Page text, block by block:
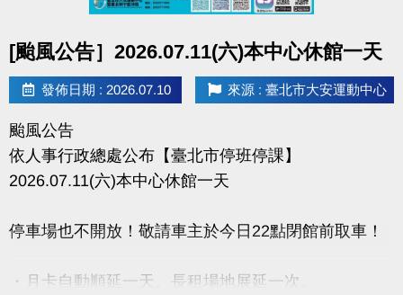
[颱風公告］2026.07.11(六)本中心休館一天
發佈日期 : 2026.07.10 來源 : 臺北市大安運動中心
颱風公告
依人事行政總處公布【臺北市停班停課】
2026.07.11(六)本中心休館一天
停車場也不開放！敬請車主於今日22點閉館前取車！
・月卡自動順延一天。長租場地展延一次。